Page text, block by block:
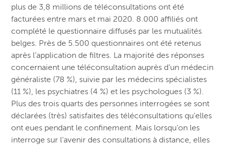
plus de 3,8 millions de téléconsultations ont été
facturées entre mars et mai 2020. 8.000 affiliés ont
complété le questionnaire diffusés par les mutualités
belges. Près de 5.500 questionnaires ont été retenus
après l’application de filtres. La majorité des réponses
concernaient une téléconsultation auprès d’un médecin
généraliste (78 %), suivie par les médecins spécialistes
(11 %), les psychiatres (4 %) et les psychologues (3 %).
Plus des trois quarts des personnes interrogées se sont
déclarées (très) satisfaites des téléconsultations qu’elles
ont eues pendant le confinement. Mais lorsqu’on les
interroge sur l’avenir des consultations à distance, elles